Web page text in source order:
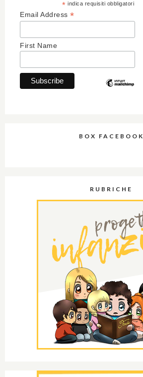
* indica requisiti obbligatori
Email Address *
First Name
BOX FACEBOOK
RUBRICHE